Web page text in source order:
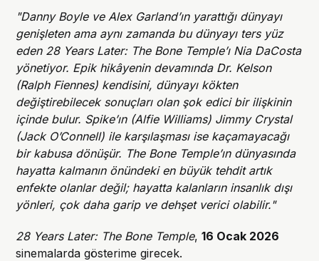
"Danny Boyle ve Alex Garland’ın yarattığı dünyayı
genişleten ama aynı zamanda bu dünyayı ters yüz
eden 28 Years Later: The Bone Temple’ı Nia DaCosta
yönetiyor. Epik hikâyenin devamında Dr. Kelson
(Ralph Fiennes) kendisini, dünyayı kökten
değiştirebilecek sonuçları olan şok edici bir ilişkinin
içinde bulur. Spike’ın (Alfie Williams) Jimmy Crystal
(Jack O’Connell) ile karşılaşması ise kaçamayacağı
bir kabusa dönüşür. The Bone Temple’ın dünyasında
hayatta kalmanın önündeki en büyük tehdit artık
enfekte olanlar değil; hayatta kalanların insanlık dışı
yönleri, çok daha garip ve dehşet verici olabilir."
28 Years Later: The Bone Temple,16 Ocak 2026
sinemalarda gösterime girecek.